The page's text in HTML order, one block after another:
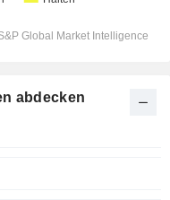
abdecken